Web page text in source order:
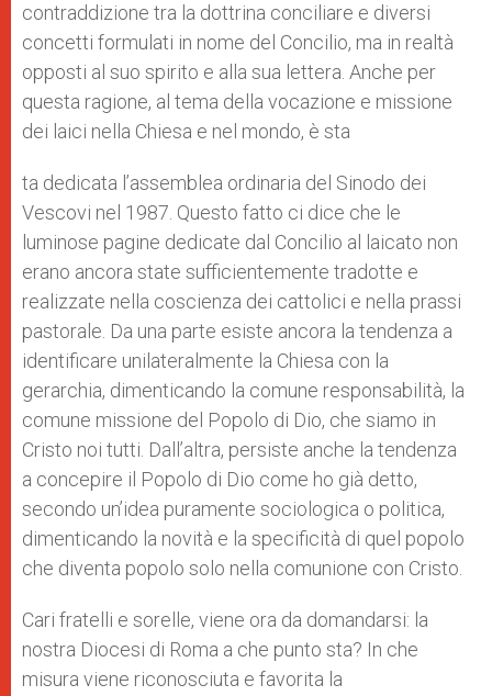
contraddizione tra la dottrina conciliare e diversi
concetti formulati in nome del Concilio, ma in realtà
opposti al suo spirito e alla sua lettera. Anche per
questa ragione, al tema della vocazione e missione
dei laici nella Chiesa e nel mondo, è sta
ta dedicata l’assemblea ordinaria del Sinodo dei
Vescovi nel 1987. Questo fatto ci dice che le
luminose pagine dedicate dal Concilio al laicato non
erano ancora state sufficientemente tradotte e
realizzate nella coscienza dei cattolici e nella prassi
pastorale. Da una parte esiste ancora la tendenza a
identificare unilateralmente la Chiesa con la
gerarchia, dimenticando la comune responsabilità, la
comune missione del Popolo di Dio, che siamo in
Cristo noi tutti. Dall’altra, persiste anche la tendenza
a concepire il Popolo di Dio come ho già detto,
secondo un’idea puramente sociologica o politica,
dimenticando la novità e la specificità di quel popolo
che diventa popolo solo nella comunione con Cristo.
Cari fratelli e sorelle, viene ora da domandarsi: la
nostra Diocesi di Roma a che punto sta? In che
misura viene riconosciuta e favorita la